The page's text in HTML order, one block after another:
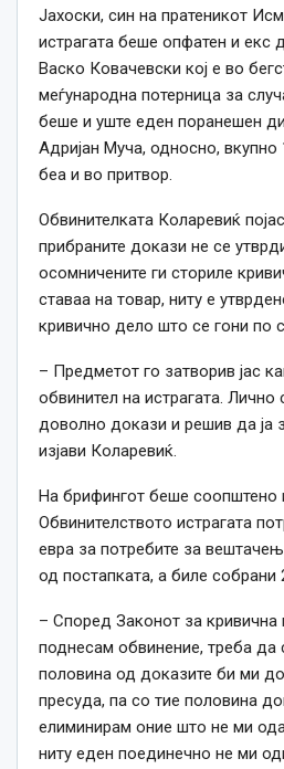
Јахоски, син на пратеникот
истрагата беше опфатен и екс
Васко Ковачевски кој е во
меѓународна потерница за
беше и уште еден поранешен
Адријан Муча, односно,
беа и во притвор.
Обвинителката Коларевиќ
прибраните докази не се
осомничените ги сториле
ставаа на товар, ниту е
кривично дело што се гони по
– Предметот го затворив јас
обвинител на истрагата.
доволно докази и решив да ја
изјави Коларевиќ.
На брифингот беше соопштено
Обвинителството истрагата
евра за потребите за
од постапката, а биле собрани
– Според Законот за кривична
поднесам обвинение, треба
половина од доказите би ми
пресуда, па со тие половина
елиминирам оние што не ми
ниту еден поединечно не ми